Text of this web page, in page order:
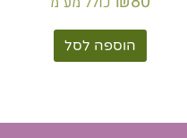
הוספה לסל